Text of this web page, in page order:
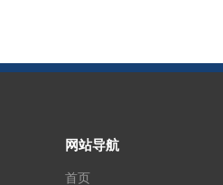
网站导航
首页